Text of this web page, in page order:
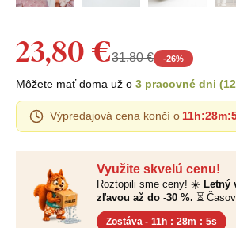
Využite skvelú cenu!
Roztopili sme ceny! ☀️ Letný
zľavou až do -30 %. ⏳
Zostáva - 11h : 28m : 4s
23,80 €31,80 € -26%
Môžete mať doma už o 3 pracovné dni (
Výpredajová cena končí o 11h:28m: